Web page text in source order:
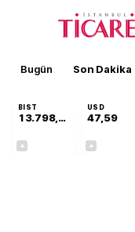
Bugün Son Dakika
BIST
13.798,82
USD
47,59